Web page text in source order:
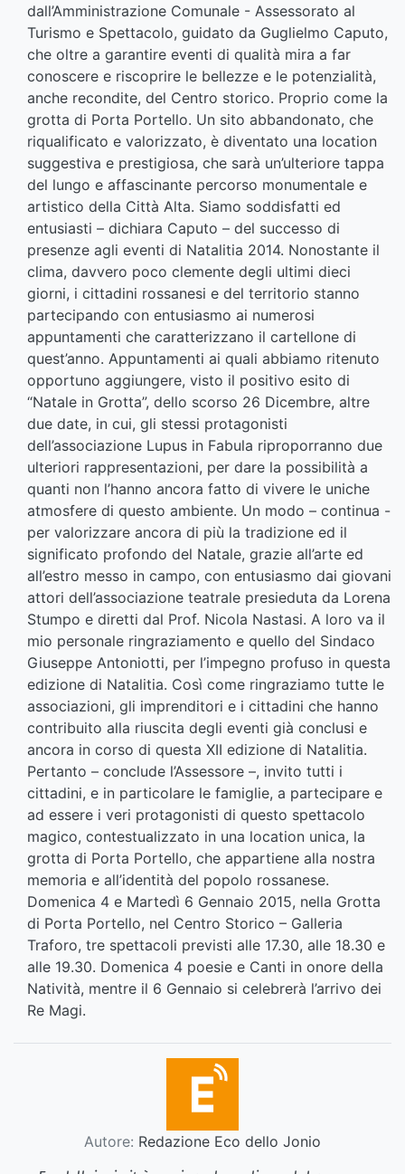
dall’Amministrazione Comunale - Assessorato al
Turismo e Spettacolo, guidato da Guglielmo Caputo,
che oltre a garantire eventi di qualità mira a far
conoscere e riscoprire le bellezze e le potenzialità,
anche recondite, del Centro storico. Proprio come la
grotta di Porta Portello. Un sito abbandonato, che
riqualificato e valorizzato, è diventato una location
suggestiva e prestigiosa, che sarà un’ulteriore tappa
del lungo e affascinante percorso monumentale e
artistico della Città Alta. Siamo soddisfatti ed
entusiasti – dichiara Caputo – del successo di
presenze agli eventi di Natalitia 2014. Nonostante il
clima, davvero poco clemente degli ultimi dieci
giorni, i cittadini rossanesi e del territorio stanno
partecipando con entusiasmo ai numerosi
appuntamenti che caratterizzano il cartellone di
quest’anno. Appuntamenti ai quali abbiamo ritenuto
opportuno aggiungere, visto il positivo esito di
“Natale in Grotta”, dello scorso 26 Dicembre, altre
due date, in cui, gli stessi protagonisti
dell’associazione Lupus in Fabula riproporranno due
ulteriori rappresentazioni, per dare la possibilità a
quanti non l’hanno ancora fatto di vivere le uniche
atmosfere di questo ambiente. Un modo – continua -
per valorizzare ancora di più la tradizione ed il
significato profondo del Natale, grazie all’arte ed
all’estro messo in campo, con entusiasmo dai giovani
attori dell’associazione teatrale presieduta da Lorena
Stumpo e diretti dal Prof. Nicola Nastasi. A loro va il
mio personale ringraziamento e quello del Sindaco
Giuseppe Antoniotti, per l’impegno profuso in questa
edizione di Natalitia. Così come ringraziamo tutte le
associazioni, gli imprenditori e i cittadini che hanno
contribuito alla riuscita degli eventi già conclusi e
ancora in corso di questa XII edizione di Natalitia.
Pertanto – conclude l’Assessore –, invito tutti i
cittadini, e in particolare le famiglie, a partecipare e
ad essere i veri protagonisti di questo spettacolo
magico, contestualizzato in una location unica, la
grotta di Porta Portello, che appartiene alla nostra
memoria e all’identità del popolo rossanese.
Domenica 4 e Martedì 6 Gennaio 2015, nella Grotta
di Porta Portello, nel Centro Storico – Galleria
Traforo, tre spettacoli previsti alle 17.30, alle 18.30 e
alle 19.30. Domenica 4 poesie e Canti in onore della
Natività, mentre il 6 Gennaio si celebrerà l’arrivo dei
Re Magi.
Autore: Redazione Eco dello Jonio